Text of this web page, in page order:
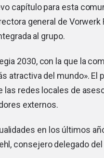
capítulo para esta
general de Vorwerk
al grupo.
2030, con la que la
atractiva del mundo». El
redes locales de
externos.
en los últimos
consejero delegado del